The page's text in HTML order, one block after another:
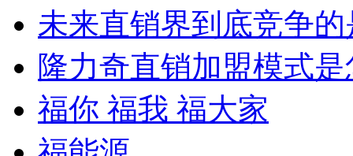
未来直销界到底竞争
隆力奇直销加盟模式
福你 福我 福大家